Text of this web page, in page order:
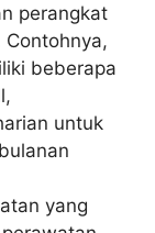
perangkat
beberapa
untuk
yang